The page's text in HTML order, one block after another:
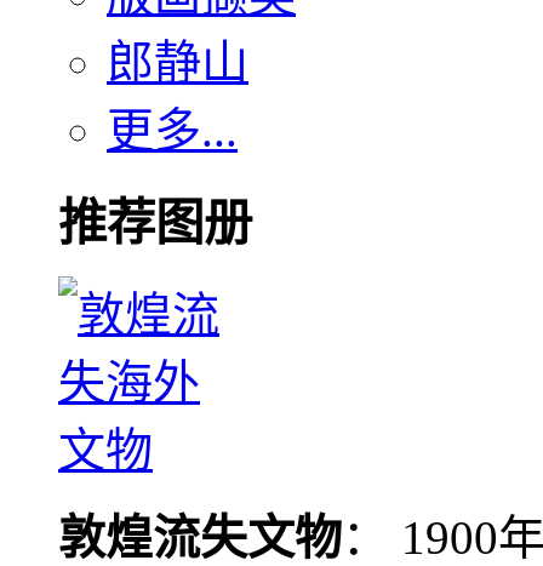
郎静山
更多...
推荐图册
敦煌流失文物： 1900